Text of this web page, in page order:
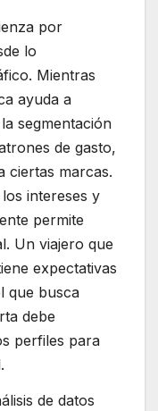
por
lo
Mientras
ayuda a
segmentación
de gasto,
ciertas marcas.
intereses y
permite
Un viajero que
expectativas
que busca
debe
perfiles para
de datos